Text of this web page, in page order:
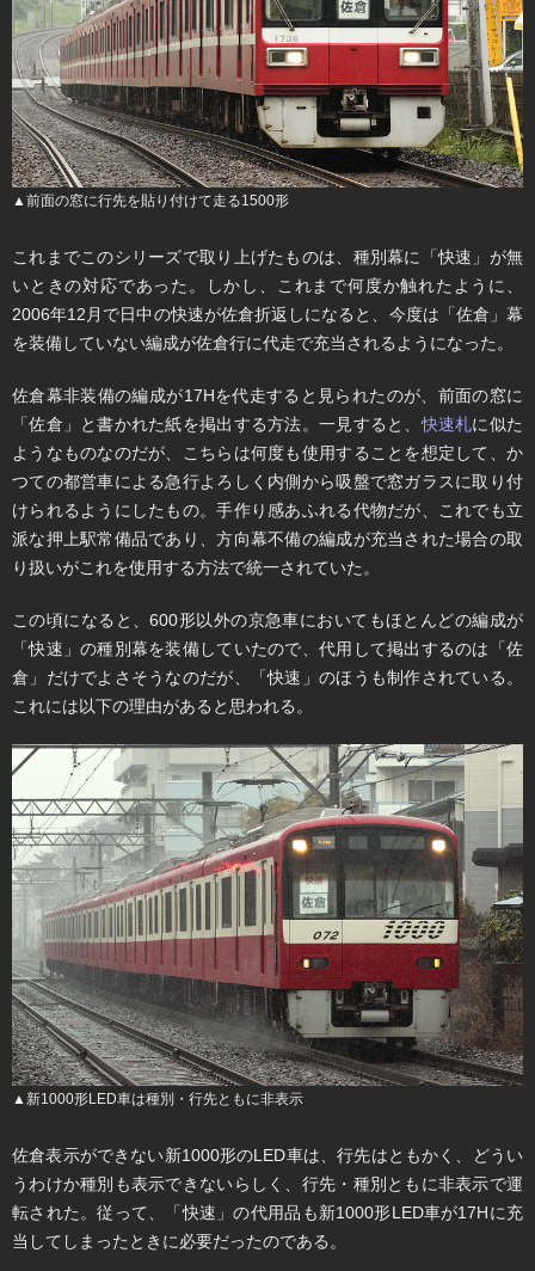
▲前面の窓に行先を貼り付けて走る1500形
これまでこのシリーズで取り上げたものは、種別幕に「快速」が無
いときの対応であった。しかし、これまで何度か触れたように、
2006年12月で日中の快速が佐倉折返しになると、今度は「佐倉」幕
を装備していない編成が佐倉行に代走で充当されるようになった。
佐倉幕非装備の編成が17Hを代走すると見られたのが、前面の窓に
「佐倉」と書かれた紙を掲出する方法。一見すると、快速札に似た
ようなものなのだが、こちらは何度も使用することを想定して、か
つての都営車による急行よろしく内側から吸盤で窓ガラスに取り付
けられるようにしたもの。手作り感あふれる代物だが、これでも立
派な押上駅常備品であり、方向幕不備の編成が充当された場合の取
り扱いがこれを使用する方法で統一されていた。
この頃になると、600形以外の京急車においてもほとんどの編成が
「快速」の種別幕を装備していたので、代用して掲出するのは「佐
倉」だけでよさそうなのだが、「快速」のほうも制作されている。
これには以下の理由があると思われる。
▲新1000形LED車は種別・行先ともに非表示
佐倉表示ができない新1000形のLED車は、行先はともかく、どうい
うわけか種別も表示できないらしく、行先・種別ともに非表示で運
転された。従って、「快速」の代用品も新1000形LED車が17Hに充
当してしまったときに必要だったのである。